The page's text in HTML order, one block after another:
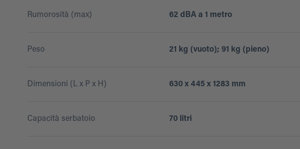
Rumorosità (max) 62 dBA a 1 metro
Peso 21 kg (vuoto); 91 kg (pieno)
Dimensioni (L x P x H) 630 x 445 x 1283 mm
Capacità serbatoio 70 litri